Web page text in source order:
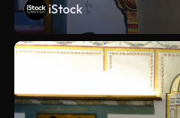
iStock